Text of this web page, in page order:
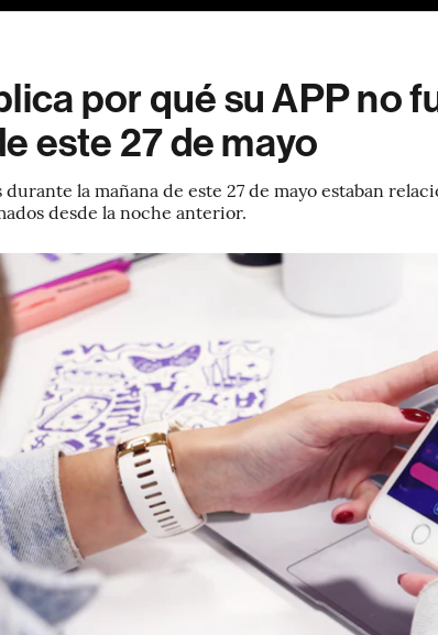
por qué su APP no
este 27 de mayo
durante la mañana de este 27 de mayo estaban
desde la noche anterior.